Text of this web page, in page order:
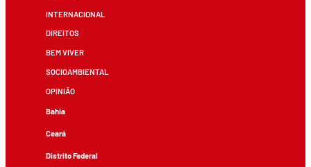
INTERNACIONAL
DIREITOS
BEM VIVER
SOCIOAMBIENTAL
OPINIÃO
Bahia
Ceará
Distrito Federal